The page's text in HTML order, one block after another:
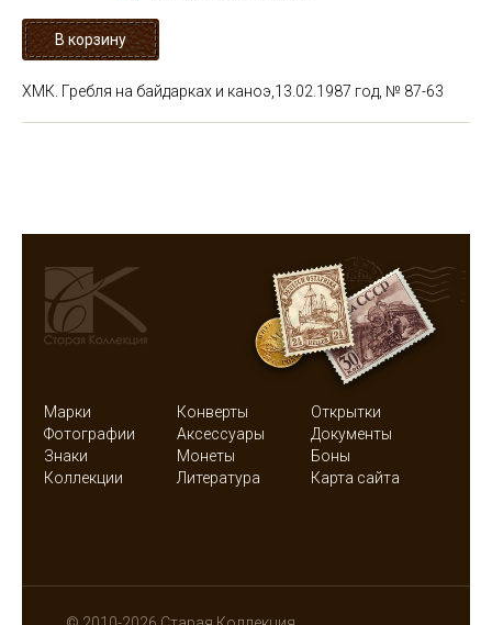
ХМК. Гребля на байдарках и каноэ,13.02.1987 год, № 87-63
Марки Конверты
Открытки
Фотографии
Аксессуары
Документы
Знаки
Монеты
Боны
Коллекции
Литература Карта сайта